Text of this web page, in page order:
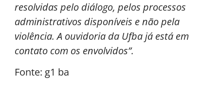
resolvidas pelo diálogo, pelos processos
administrativos disponíveis e não pela
violência. A ouvidoria da Ufba já está em
contato com os envolvidos”.
Fonte: g1 ba